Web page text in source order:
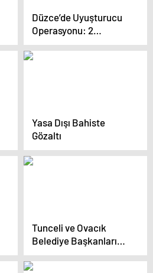
Düzce’de Uyuşturucu
Operasyonu: 2
Tutuklama
Yasa Dışı Bahiste
Gözaltı
Tunceli ve Ovacık
Belediye Başkanları
Terör Suçundan
Görevden Alındı